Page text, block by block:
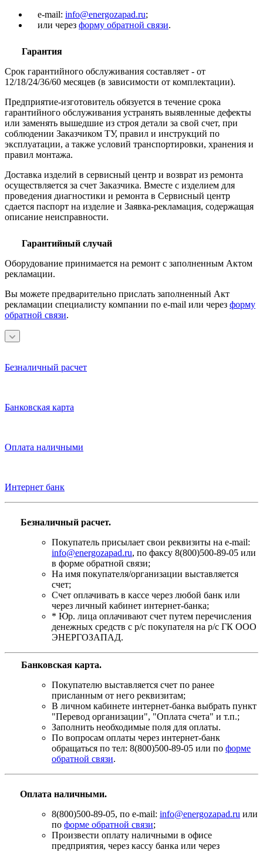
e-mail: info@energozapad.ru;
или через форму обратной связи.
Гарантия
Срок гарантийного обслуживания составляет - от
12/18/24/36/60 месяцев (в зависимости от комплектации).
Предприятие-изготовитель обязуется в течение срока
гарантийного обслуживания устранять выявленные дефекты
или заменять вышедшие из строя детали за свой счет, при
соблюдении Заказчиком ТУ, правил и инструкций по
эксплуатации, а также условий транспортировки, хранения и
правил монтажа.
Доставка изделий в сервисный центр и возврат из ремонта
осуществляется за счет Заказчика. Вместе с изделием для
проведения диагностики и ремонта в Сервисный центр
сдается паспорт на изделие и Заявка-рекламация, содержащая
описание неисправности.
Гарантийный случай
Оборудование принимается на ремонт с заполненным Актом
рекламации.
Вы можете предварительно прислать заполненный Акт
рекламации специалисту компании по e-mail или через форму
обратной связи.
Безналичный расчет
Банковская карта
Оплата наличными
Интернет банк
Безналичный расчет.
Покупатель присылает свои реквизиты на e-mail:
info@energozapad.ru, по факсу 8(800)500-89-05 или
в форме обратной связи;
На имя покупателя/организации выставляется
счет;
Счет оплачивать в кассе через любой банк или
через личный кабинет интернет-банка;
* Юр. лица оплачивают счет путем перечисления
денежных средств с р/с покупателя на р/с ГК ООО
ЭНЕРГОЗАПАД.
Банковская карта.
Покупателю выставляется счет по ранее
присланным от него реквизитам;
В личном кабинете интернет-банка выбрать пункт
"Перевод организации", "Оплата счета" и т.п.;
Заполнить необходимые поля для оплаты.
По вопросам оплаты через интернет-банк
обращаться по тел: 8(800)500-89-05 или по форме
обратной связи.
Оплата наличными.
8(800)500-89-05, по e-mail: info@energozapad.ru или
по форме обратной связи;
Произвести оплату наличными в офисе
предприятия, через кассу банка или через